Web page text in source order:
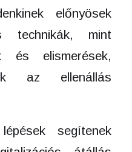
előnyösek
technikák, mint
és elismerések,
az ellenállás
segítenek